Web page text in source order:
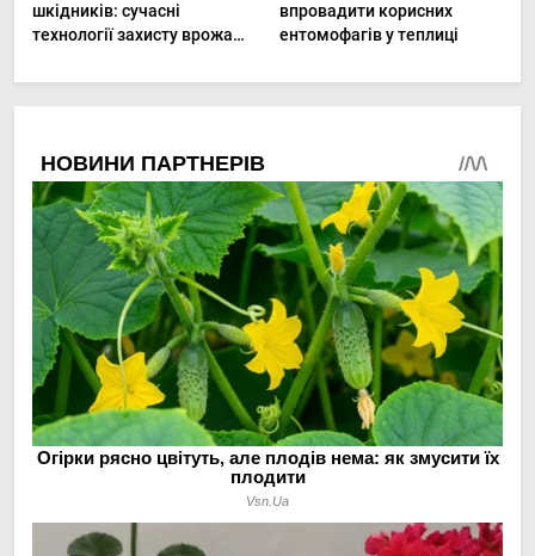
шкідників: сучасні
технології захисту врожаю
впровадити корисних
ентомофагів у теплиці